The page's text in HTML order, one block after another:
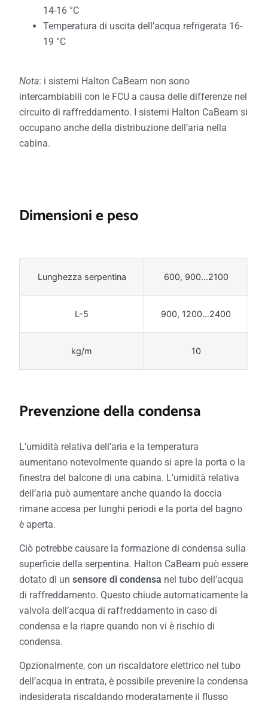
14-16 °C
Temperatura di uscita dell’acqua refrigerata 16-
19 °C
Nota: i sistemi Halton CaBeam non sono
intercambiabili con le FCU a causa delle differenze nel
circuito di raffreddamento. I sistemi Halton CaBeam si
occupano anche della distribuzione dell’aria nella
cabina.
Dimensioni e peso
Lunghezza serpentina 600, 900…2100
L-5 900, 1200…2400
kg/m 10
Prevenzione della condensa
L’umidità relativa dell’aria e la temperatura
aumentano notevolmente quando si apre la porta o la
finestra del balcone di una cabina. L’umidità relativa
dell’aria può aumentare anche quando la doccia
rimane accesa per lunghi periodi e la porta del bagno
è aperta.
Ciò potrebbe causare la formazione di condensa sulla
superficie della serpentina. Halton CaBeam può essere
dotato di unsensore di condensa nel tubo dell’acqua
di raffreddamento. Questo chiude automaticamente la
valvola dell’acqua di raffreddamento in caso di
condensa e la riapre quando non vi è rischio di
condensa.
Opzionalmente, con un riscaldatore elettrico nel tubo
dell’acqua in entrata, è possibile prevenire la condensa
indesiderata riscaldando moderatamente il flusso